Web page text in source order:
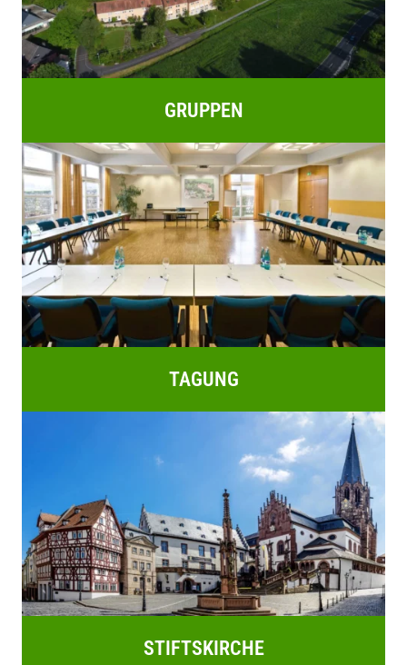
GRUPPEN
TAGUNG
STIFTSKIRCHE